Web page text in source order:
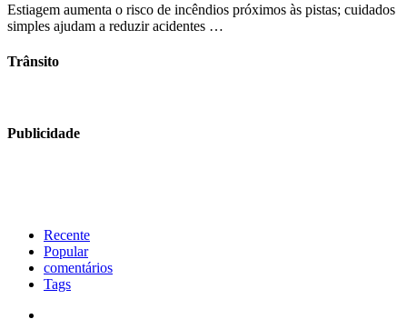
Estiagem aumenta o risco de incêndios próximos às pistas; cuidados
simples ajudam a reduzir acidentes …
Trânsito
Publicidade
Recente
Popular
comentários
Tags